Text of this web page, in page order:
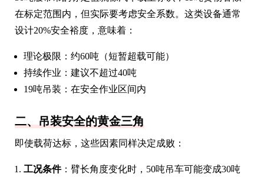
在标定范围内，但实际要考虑安全系数。这类设备通常
设计20%安全裕度，意味着：
理论极限：约60吨（短暂超载可能）
持续作业：建议不超过40吨
19吨吊装：在安全作业区间内
二、吊装安全的黄金三角
即使载荷达标，这些因素同样决定成败：
工况条件：臂长角度变化时，50吨吊车可能变成30吨